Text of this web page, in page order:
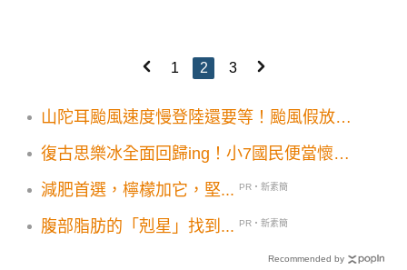
1 2 3
山陀耳颱風速度慢登陸還要等！颱風假放幾
課
復古思樂冰全面回歸ing！小7國民便當懷舊
減肥首選，檸檬加它，堅...
PR・新素簡
腹部脂肪的「剋星」找到... PR・新素簡
Recommended by